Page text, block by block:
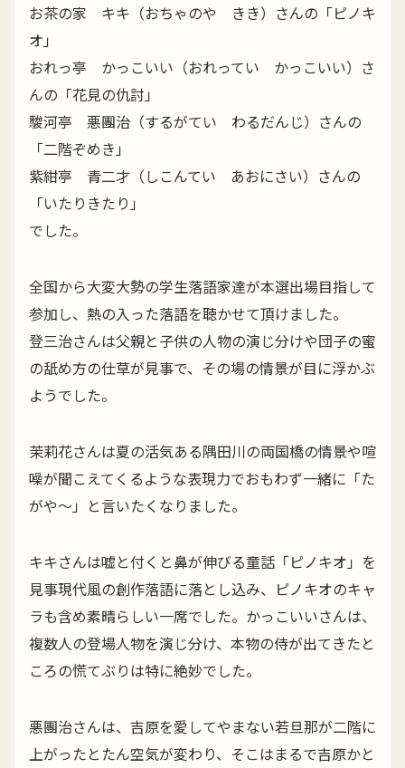
お茶の家 キキ（おちゃのや きき）さんの「ピノキ
オ」
おれっ亭 かっこいい（おれってい かっこいい）さ
んの「花見の仇討」
駿河亭 悪團治（するがてい わるだんじ）さんの
「二階ぞめき」
紫紺亭 青二才（しこんてい あおにさい）さんの
「いたりきたり」
でした。
全国から大変大勢の学生落語家達が本選出場目指して
参加し、熱の入った落語を聴かせて頂けました。
登三治さんは父親と子供の人物の演じ分けや団子の蜜
の舐め方の仕草が見事で、その場の情景が目に浮かぶ
ようでした。
茉莉花さんは夏の活気ある隅田川の両国橋の情景や喧
噪が聞こえてくるような表現力でおもわず一緒に「た
がや～」と言いたくなりました。
キキさんは嘘と付くと鼻が伸びる童話「ピノキオ」を
見事現代風の創作落語に落とし込み、ピノキオのキャ
ラも含め素晴らしい一席でした。かっこいいさんは、
複数人の登場人物を演じ分け、本物の侍が出てきたと
ころの慌てぶりは特に絶妙でした。
悪團治さんは、吉原を愛してやまない若旦那が二階に
上がったとたん空気が変わり、そこはまるで吉原かと